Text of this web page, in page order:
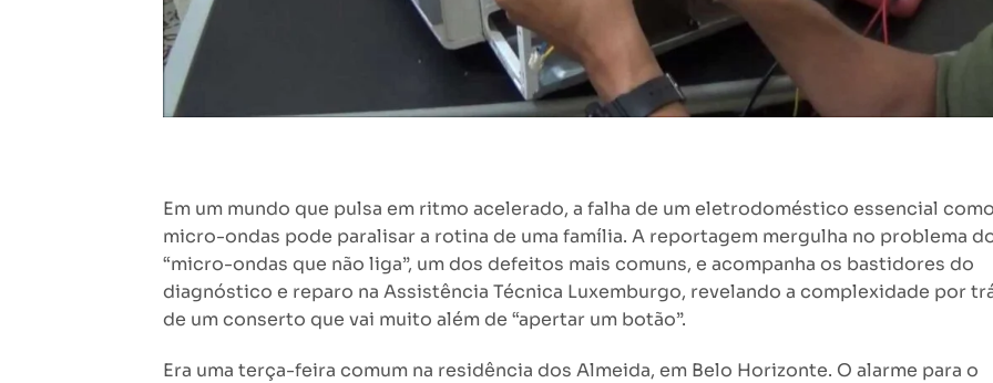
Em um mundo que pulsa em ritmo acelerado, a falha de um eletrodoméstico essencial
micro-ondas pode paralisar a rotina de uma família. A reportagem mergulha no problema
“micro-ondas que não liga”, um dos defeitos mais comuns, e acompanha os bastidores do
diagnóstico e reparo na Assistência Técnica Luxemburgo, revelando a complexidade por
de um conserto que vai muito além de “apertar um botão”.
Era uma terça-feira comum na residência dos Almeida, em Belo Horizonte. O alarme para o